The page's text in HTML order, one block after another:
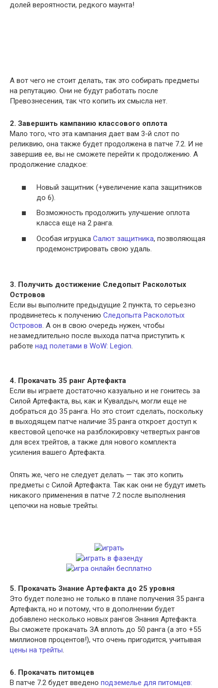
долей вероятности, редкого маунта!
А вот чего не стоит делать, так это собирать предметы
на репутацию. Они не будут работать после
Превознесения, так что копить их смысла нет.
2. Завершить кампанию классового оплота
Мало того, что эта кампания дает вам 3-й слот по
реликвию, она также будет продолжена в патче 7.2. И не
завершив ее, вы не сможете перейти к продолжению. А
продолжение сладкое:
Новый защитник (+увеличение капа защитников
до 6).
Возможность продолжить улучшение оплота
класса еще на 2 ранга.
Особая игрушка Салют защитника, позволяющая
продемонстрировать свою удаль.
3. Получить достижение Следопыт Расколотых
Островов
Если вы выполните предыдущие 2 пункта, то серьезно
продвинетесь к получению Следопыта Расколотых
Островов . А он в свою очередь нужен, чтобы
незамедлительно после выхода патча приступить к
работе над полетами в WoW: Legion
4. Прокачать 35 ранг Артефакта
Если вы играете достаточно казуально и не гонитесь за
Силой Артефакта, вы, как и Кувалдыч, могли еще не
добраться до 35 ранга. Но это стоит сделать, поскольку
в выходящем патче наличие 35 ранга откроет доступ к
квестовой цепочке на разблокировку четвертых рангов
для всех трейтов, а также для нового комплекта
усиления вашего Артефакта.
Опять же, чего не следует делать — так это копить
предметы с Силой Артефакта. Так как они не будут иметь
никакого применения в патче 7.2 после выполнения
цепочки на новые трейты.
5. Прокачать Знание Артефакта до 25 уровня
Это будет полезно не только в плане получения 35 ранга
Артефакта, но и потому, что в дополнении будет
добавлено несколько новых рангов Знания Артефакта.
Вы сможете прокачать ЗА вплоть до 50 ранга (а это +55
миллионов процентов!), что очень пригодится, учитывая
цены на трейты
6. Прокачать питомцев
В патче 7.2 будет введено подземелье для питомцев: